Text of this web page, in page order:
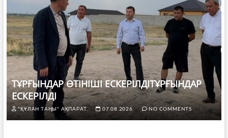
ТҰРҒЫНДАР ӨТІНІШІ ЕСКЕРІЛДІТҰРҒЫНДАР
ЕСКЕРІЛДІ
"ҚҰЛАН ТАҢЫ" АҚПАРАТ. 07.08.2026 NO COMMENTS